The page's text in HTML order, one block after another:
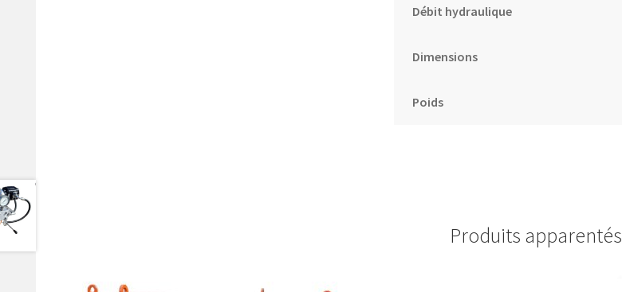
Débit hydraulique
Dimensions
Poids
Produits apparentés